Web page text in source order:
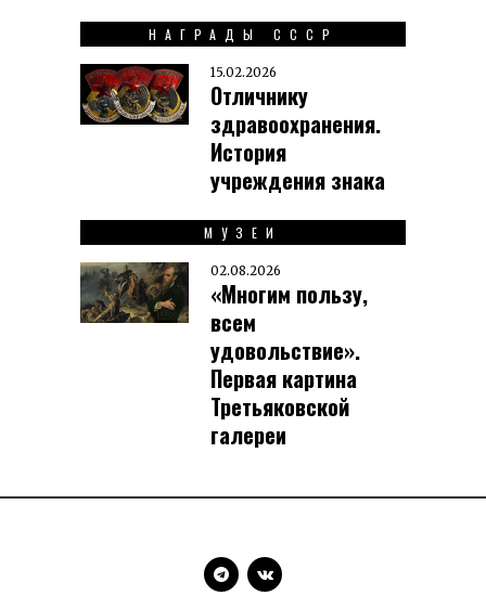
НАГРАДЫ СССР
15.02.2026
Отличнику
здравоохранения.
История
учреждения знака
МУЗЕИ
02.08.2026
«Многим пользу,
всем
удовольствие».
Первая картина
Третьяковской
галереи